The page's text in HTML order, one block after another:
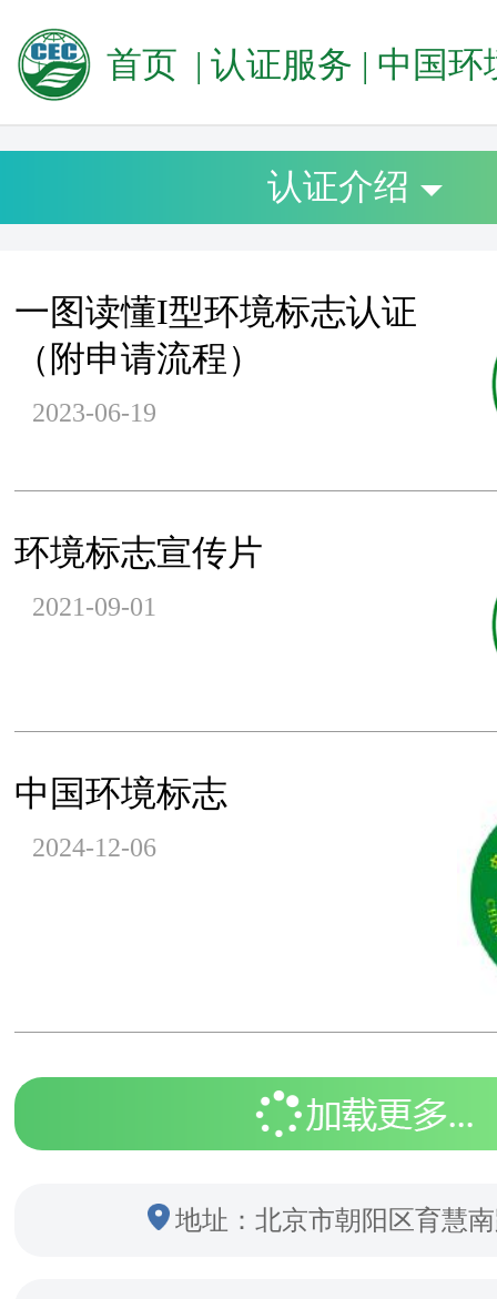
首页 | 认证服务 | 中国环境标志
认证介绍
一图读懂I型环境标志认证
（附申请流程）
2023-06-19
环境标志宣传片
2021-09-01
中国环境标志
2024-12-06
地址：北京市朝阳区育慧